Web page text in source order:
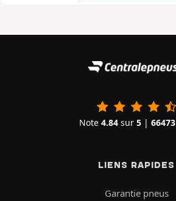
Note 4.84 sur 5 | 66473
LIENS RAPIDES
Garantie pneus